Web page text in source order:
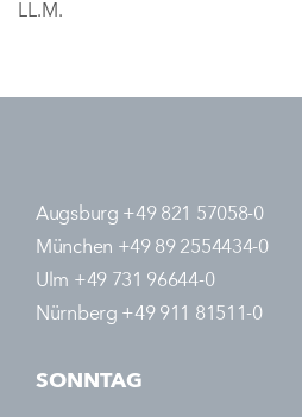
LL.M.
Augsburg +49 821 57058-0
München +49 89 2554434-0
Ulm +49 731 96644-0
Nürnberg +49 911 81511-0
SONNTAG